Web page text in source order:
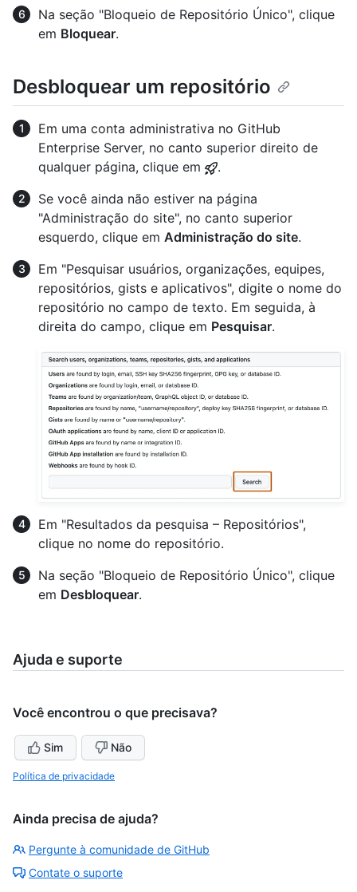
Na seção "Bloqueio de Repositório Único", clique
em Bloquear.
Desbloquear um repositório
Em uma conta administrativa no GitHub
Enterprise Server, no canto superior direito de
qualquer página, clique em
.
Se você ainda não estiver na página
"Administração do site", no canto superior
esquerdo, clique em Administração do site.
Em "Pesquisar usuários, organizações, equipes,
repositórios, gists e aplicativos", digite o nome do
repositório no campo de texto. Em seguida, à
direita do campo, clique em Pesquisar.
Em "Resultados da pesquisa – Repositórios",
clique no nome do repositório.
Na seção "Bloqueio de Repositório Único", clique
em Desbloquear.
Ajuda e suporte
Você encontrou o que precisava?
Sim Não
Política de privacidade
Ainda precisa de ajuda?
Pergunte à comunidade de GitHub
Contate o suporte